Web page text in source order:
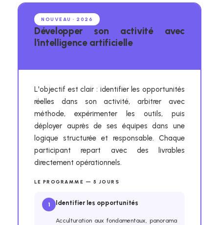
NOUVEAU · 2026
Développer son activité avec
l'intelligence artificielle
L'objectif est clair : identifier les opportunités
réelles dans son activité, arbitrer avec
méthode, expérimenter les outils, puis
déployer auprès de ses équipes dans une
logique structurée et responsable. Chaque
participant repart avec des livrables
directement opérationnels.
LE PROGRAMME — 5 JOURS
1 Identifier les opportunités
Acculturation aux fondamentaux, panorama